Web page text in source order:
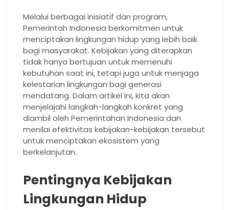
Melalui berbagai inisiatif dan program,
Pemerintah Indonesia berkomitmen untuk
menciptakan lingkungan hidup yang lebih baik
bagi masyarakat. Kebijakan yang diterapkan
tidak hanya bertujuan untuk memenuhi
kebutuhan saat ini, tetapi juga untuk menjaga
kelestarian lingkungan bagi generasi
mendatang. Dalam artikel ini, kita akan
menjelajahi langkah-langkah konkret yang
diambil oleh Pemerintahan Indonesia dan
menilai efektivitas kebijakan-kebijakan tersebut
untuk menciptakan ekosistem yang
berkelanjutan.
Pentingnya Kebijakan
Lingkungan Hidup